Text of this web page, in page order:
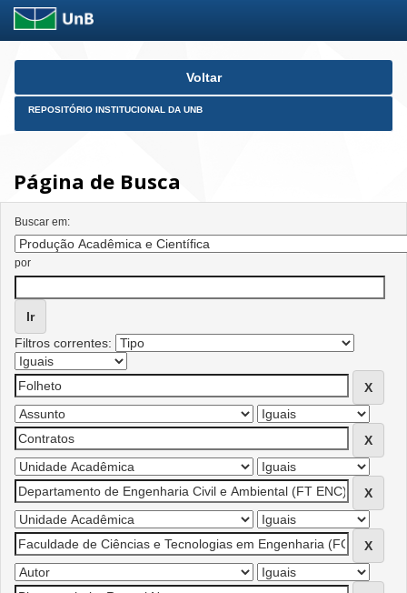
Skip
Voltar
REPOSITÓRIO INSTITUCIONAL DA UNB
Página de Busca
Buscar em:
por
Filtros correntes: